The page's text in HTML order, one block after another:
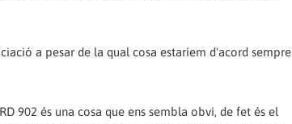
a pesar de la qual cosa estaríem d'acord sempre
902 és una cosa que ens sembla obvi, de fet és el